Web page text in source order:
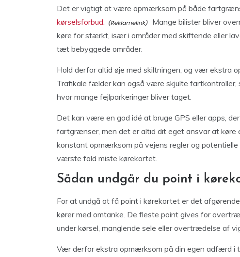
Det er vigtigt at være opmærksom på både
kørselsforbud.
Mange bilister bliver
køre for stærkt, især i områder med skiftende eller
tæt bebyggede områder.
Hold derfor altid øje med skiltningen, og vær ekstra
Trafikale fælder kan også være skjulte fartkontroller,
hvor mange fejlparkeringer bliver taget.
Det kan være en god idé at bruge GPS eller apps,
fartgrænser, men det er altid dit eget ansvar at
konstant opmærksom på vejens regler og
værste fald miste kørekortet.
Sådan undgår du point i
For at undgå at få point i kørekortet er det
kører med omtanke. De fleste point gives for
under kørsel, manglende sele eller overtrædelse af
Vær derfor ekstra opmærksom på din egen adfærd i